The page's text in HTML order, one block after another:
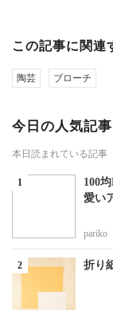
この記事に関連
陶芸 ブローチ
今日の人気記事
本日読まれている記事
100
愛い
pariko
折り